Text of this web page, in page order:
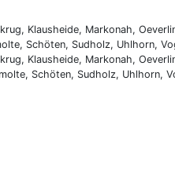
Klausheide, Markonah,
Schöten, Sudholz, Uhlhorn,
Klausheide, Markonah,
Schöten, Sudholz, Uhlhorn,